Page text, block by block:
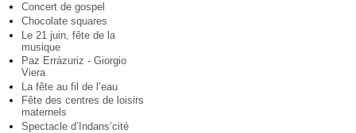
Concert de gospel
Chocolate squares
Le 21 juin, fête de la
musique
Paz Errázuriz - Giorgio
Viera
La fête au fil de l’eau
Fête des centres de loisirs
maternels
Spectacle d’Indans’cité